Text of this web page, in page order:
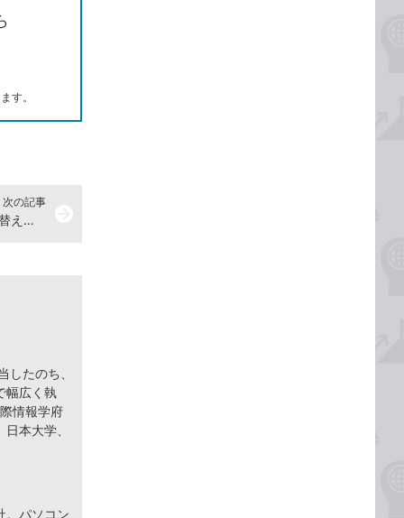
す。
次の記事
Excelで相対参照と絶対参照を切り替えるには
たのち、
幅広く執
情報学府
本大学、
。パソコン